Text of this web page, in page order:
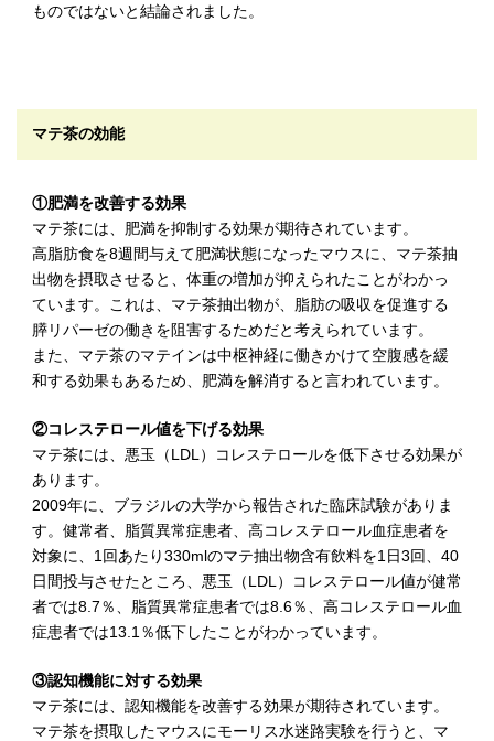
ものではないと結論されました。
マテ茶の効能
①肥満を改善する効果
マテ茶には、肥満を抑制する効果が期待されています。
高脂肪食を8週間与えて肥満状態になったマウスに、マテ茶抽
出物を摂取させると、体重の増加が抑えられたことがわかっ
ています。これは、マテ茶抽出物が、脂肪の吸収を促進する
膵リパーゼの働きを阻害するためだと考えられています。
また、マテ茶のマテインは中枢神経に働きかけて空腹感を緩
和する効果もあるため、肥満を解消すると言われています。
②コレステロール値を下げる効果
マテ茶には、悪玉（LDL）コレステロールを低下させる効果が
あります。
2009年に、ブラジルの大学から報告された臨床試験がありま
す。健常者、脂質異常症患者、高コレステロール血症患者を
対象に、1回あたり330mlのマテ抽出物含有飲料を1日3回、40
日間投与させたところ、悪玉（LDL）コレステロール値が健常
者では8.7％、脂質異常症患者では8.6％、高コレステロール血
症患者では13.1％低下したことがわかっています。
③認知機能に対する効果
マテ茶には、認知機能を改善する効果が期待されています。
マテ茶を摂取したマウスにモーリス水迷路実験を行うと、マ